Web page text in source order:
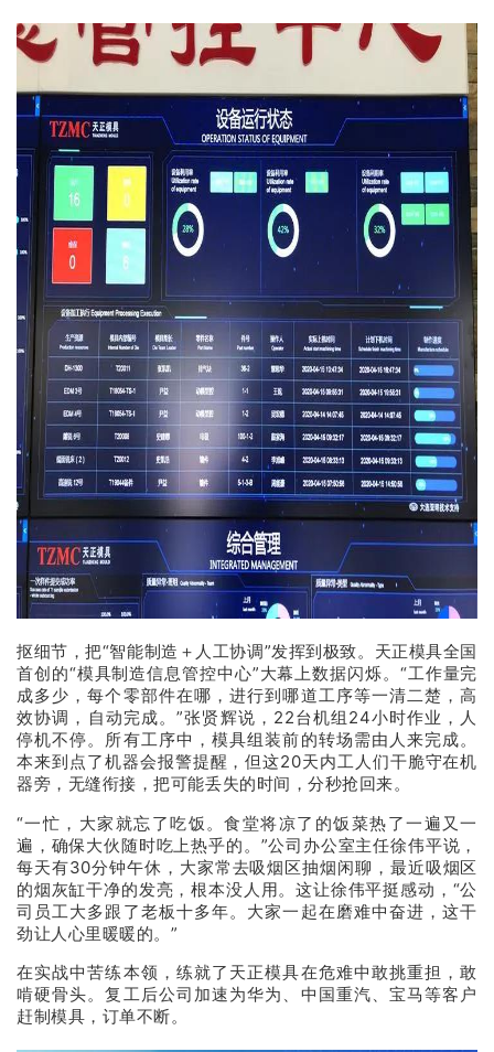
抠细节，把“智能制造＋人工协调”发挥到极致。天正模具全国
首创的“模具制造信息管控中心”大幕上数据闪烁。“工作量完
成多少，每个零部件在哪，进行到哪道工序等一清二楚，高
效协调，自动完成。”张贤辉说，22台机组24小时作业，人
停机不停。所有工序中，模具组装前的转场需由人来完成。
本来到点了机器会报警提醒，但这20天内工人们干脆守在机
器旁，无缝衔接，把可能丢失的时间，分秒抢回来。
“一忙，大家就忘了吃饭。食堂将凉了的饭菜热了一遍又一
遍，确保大伙随时吃上热乎的。”公司办公室主任徐伟平说，
每天有30分钟午休，大家常去吸烟区抽烟闲聊，最近吸烟区
的烟灰缸干净的发亮，根本没人用。这让徐伟平挺感动，“公
司员工大多跟了老板十多年。大家一起在磨难中奋进，这干
劲让人心里暖暖的。”
在实战中苦练本领，练就了天正模具在危难中敢挑重担，敢
啃硬骨头。复工后公司加速为华为、中国重汽、宝马等客户
赶制模具，订单不断。